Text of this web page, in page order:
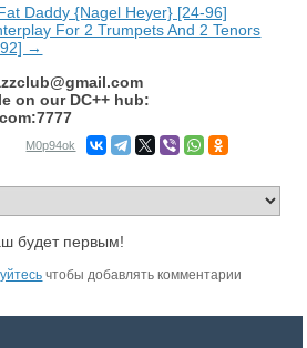
Daddy {Nagel Heyer} [24-96]
For 2 Trumpets And 2 Tenors
→
on our DC++ hub:
M0p94ok
будет первым!
чтобы добавлять комментарии